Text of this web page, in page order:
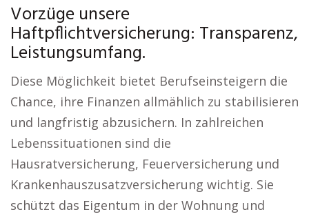
Vorzüge unsere
Haftpflichtversicherung: Transparenz,
Leistungsumfang.
Diese Möglichkeit bietet Berufseinsteigern die
Chance, ihre Finanzen allmählich zu stabilisieren
und langfristig abzusichern. In zahlreichen
Lebenssituationen sind die
Hausratversicherung, Feuerversicherung und
Krankenhauszusatzversicherung wichtig. Sie
schützt das Eigentum in der Wohnung und